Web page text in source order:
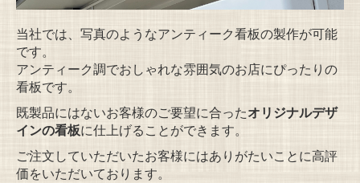
当社では、写真のようなアンティーク看板の製作が可能
です。
アンティーク調でおしゃれな雰囲気のお店にぴったりの
看板です。
既製品にはないお客様のご要望に合ったオリジナルデザ
インの看板に仕上げることができます。
ご注文していただいたお客様にはありがたいことに高評
価をいただいております。